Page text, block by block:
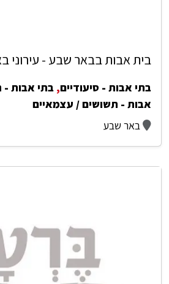
בית אבות בבאר שבע - עירוני
בתי אבות - סיעודיים, בתי אבות -
אבות - תשושים / עצמאיים
באר שבע